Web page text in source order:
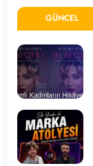
GÜNCEL